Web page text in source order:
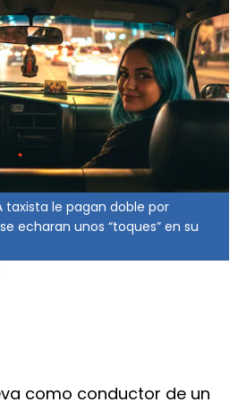
taxista le pagan doble por
echaran unos “toques” en su
como conductor de un